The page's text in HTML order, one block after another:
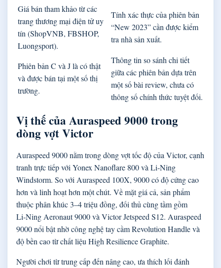
Giá bán tham khảo từ các
trang thương mại điện tử uy
tín (ShopVNB, FBSHOP,
Luongsport).
Tính xác thực của phiên bản
“New 2023” cần được kiểm
tra nhà sản xuất.
Phiên bản C và J là có thật
và được bán tại một số thị
trường.
Thông tin so sánh chi tiết
giữa các phiên bản dựa trên
một số bài review, chưa có
thông số chính thức tuyệt đối.
Vị thế của Auraspeed 9000 trong
dòng vợt Victor
Auraspeed 9000 nằm trong dòng vợt tốc độ của Victor, cạnh
tranh trực tiếp với Yonex Nanoflare 800 và Li‑Ning
Windstorm. So với Auraspeed 100X, 9000 có độ cứng cao
hơn và linh hoạt hơn một chút. Về mặt giá cả, sản phẩm
thuộc phân khúc 3–4 triệu đồng, đối thủ cùng tầm gồm
Li‑Ning Aeronaut 9000 và Victor Jetspeed S12. Auraspeed
9000 nổi bật nhờ công nghệ tay cầm Revolution Handle và
độ bền cao từ chất liệu High Resilience Graphite.
Người chơi từ trung cấp đến nâng cao, ưa thích lối đánh